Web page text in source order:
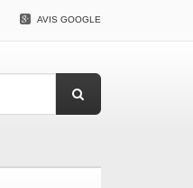
AVIS GOOGLE